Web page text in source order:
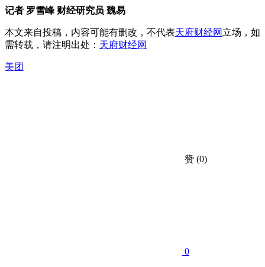
记者 罗雪峰 财经研究员 魏易
本文来自投稿，内容可能有删改，不代表天府财经网 立场，如
需转载，请注明出处： 天府财经网
美团
赞 (0)
0